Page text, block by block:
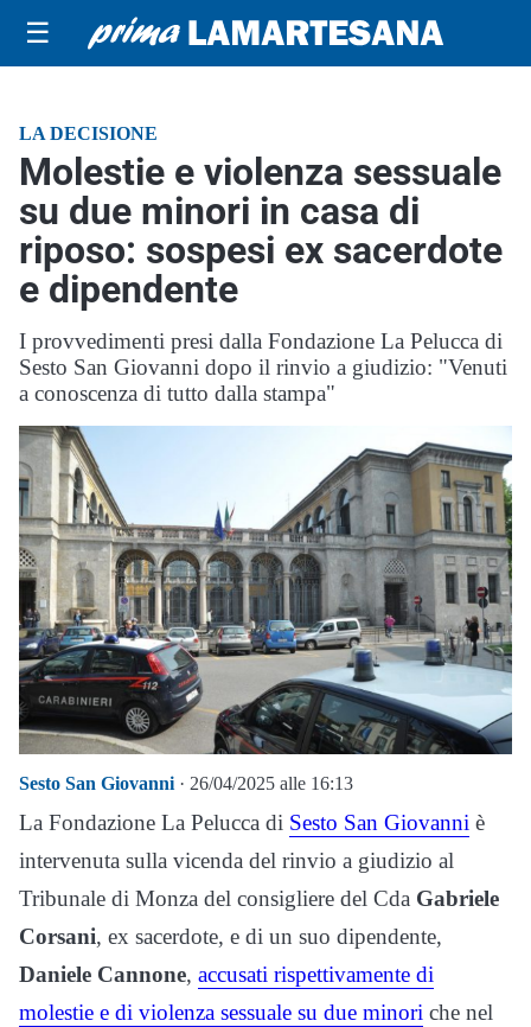
☰
LA DECISIONE
Molestie e violenza sessuale
su due minori in casa di
riposo: sospesi ex sacerdote
e dipendente
I provvedimenti presi dalla Fondazione La Pelucca di
Sesto San Giovanni dopo il rinvio a giudizio: "Venuti
a conoscenza di tutto dalla stampa"
Sesto San Giovanni · 26/04/2025 alle 16:13
La Fondazione La Pelucca di Sesto San Giovanni è
intervenuta sulla vicenda del rinvio a giudizio al
Tribunale di Monza del consigliere del Cda Gabriele
Corsani, ex sacerdote, e di un suo dipendente,
Daniele Cannone, accusati rispettivamente di
molestie e di violenza sessuale su due minori che nel